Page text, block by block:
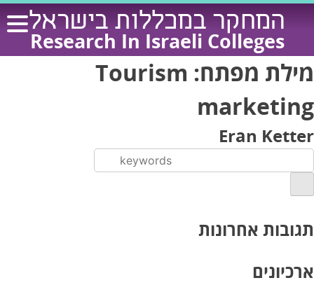
Skip
content
המחקר במכללות בישראל
Research In Israeli Colleges
מילת מפתח: Tourism
marketing
Eran Ketter
תגובות אחרונות
ארכיונים